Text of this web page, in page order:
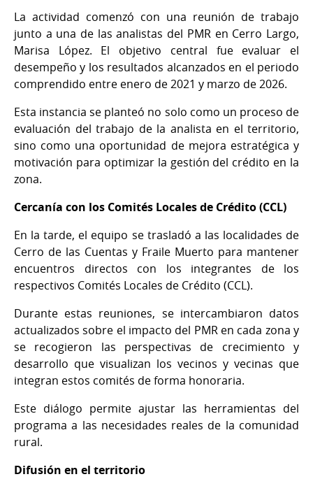
La actividad comenzó con una reunión de trabajo
junto a una de las analistas del PMR en Cerro Largo,
Marisa López. El objetivo central fue evaluar el
desempeño y los resultados alcanzados en el periodo
comprendido entre enero de 2021 y marzo de 2026.
Esta instancia se planteó no solo como un proceso de
evaluación del trabajo de la analista en el territorio,
sino como una oportunidad de mejora estratégica y
motivación para optimizar la gestión del crédito en la
zona.
Cercanía con los Comités Locales de Crédito (CCL)
En la tarde, el equipo se trasladó a las localidades de
Cerro de las Cuentas y Fraile Muerto para mantener
encuentros directos con los integrantes de los
respectivos Comités Locales de Crédito (CCL).
Durante estas reuniones, se intercambiaron datos
actualizados sobre el impacto del PMR en cada zona y
se recogieron las perspectivas de crecimiento y
desarrollo que visualizan los vecinos y vecinas que
integran estos comités de forma honoraria.
Este diálogo permite ajustar las herramientas del
programa a las necesidades reales de la comunidad
rural.
Difusión en el territorio